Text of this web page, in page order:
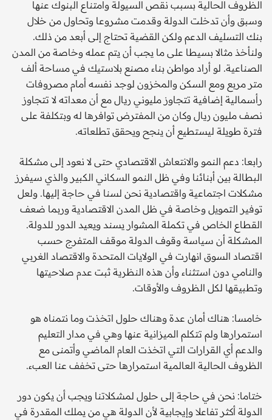
الظروف الحالية بسبب نقص السيولة وامتناع البنوك عنها
وسبق وأن تدخلت الدولة وقدمت مشروعا وتحاول من خلال
بنك التسليف الدعم ولكن القضية تحتاج إلى أبعد من ذلك.
ولنأخذ مثالا بسيطا على ما يجب أن يتم عمله وخاصة من المدن
الصناعية. لو أراد مواطن بناء مصنع بلاستيك في مساحة ألف
متر مربع ومع السكن والمخزون لوجد نفسه أمام مصروفات
رأسمالية إضافية تتجاوز مليوني ريال مع أن معداته لا تتجاوز
نصف مليون ريال وكان من المفترض توافرها له وبتكلفة على
فترة طويلة ليستطيع أن ينجح ويحقق تطلعاته.
رابعا: دعم النمو والانتعاش الاقتصادي حتى لا نعود إلى مشكلة
البطالة بين أبنائنا وفي ظل النمو السكاني الكبير والذي سيفرز
مشكلات اجتماعية واقتصادية نحن لسنا في حاجة إليها. ولعل
توفير التمويل وخاصة في ظل المدن الاقتصادية وربما ضعف
القطاع الخاص في تكملة المشوار يسند ويعيد الدور للدولة.
المشكلة أن سياسة وقوف الدولة موقف المتفرج حسب
اقتصاد السوق انهارت في الولايات المتحدة والاقتصاد الغربي
والنامي دون استثناء وأن هذه النظرية ثبت عدم صلاحيتها
وتطبيقها لكل الظروف والأوقات.
خامسا: هناك أمان عدة وهناك حلول اتخذت وما نتمناه هو
استمرارها ولم تتكلم الميزانية عنها وهي في مدار التعليم
والدعم أي القرارات التي اتخذت العام الماضي وأتمنى مع
الظروف الحالية العالمية استمرارها حتى تخفف عنا العبء.
ختاما: نحن في حاجة إلى حلول لمشكلاتنا ويجب أن يكون دور
الدولة أكثر تفاعلا وإيجابية لأن الدولة هي من يملك المقدرة في